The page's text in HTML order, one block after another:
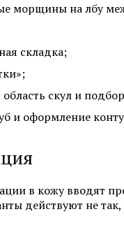
морщины на лбу
складка;
скул и
и оформление
в кожу вводят
действуют не